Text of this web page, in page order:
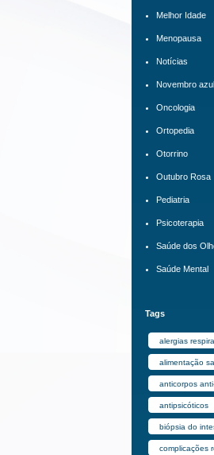
Melhor Idade
Menopausa
Notícias
Novembro azul
Oncologia
Ortopedia
Otorrino
Outubro Rosa
Pediatria
Psicoterapia
Saúde dos
Saúde Mental
Tags
alergias
alimentação
anticorpos
antipsicóticos
biópsia do
complicações